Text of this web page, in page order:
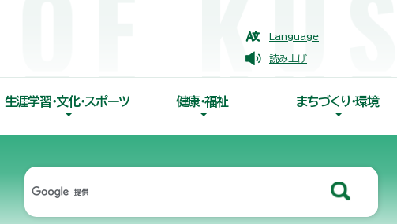
Language
読み上げ
生涯学習・文化・スポーツ 健康・福祉 まちづくり・環境